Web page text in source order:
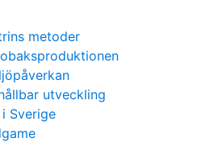
metoder
utveckling
Sverige